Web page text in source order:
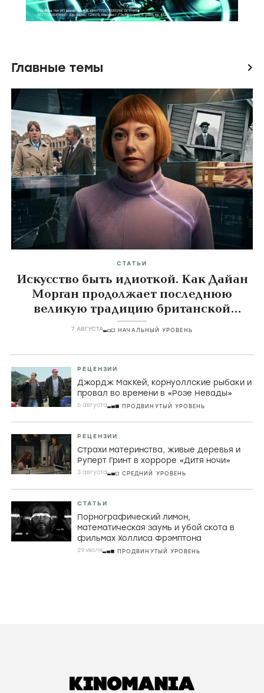
Главные темы icon
СТАТЬИ
Искусство быть идиоткой. Как Дайан
Морган продолжает последнюю
великую традицию британской
комедии
7 АВГУСТА НАЧАЛЬНЫЙ УРОВЕНЬ
РЕЦЕНЗИИ
Джордж МакКей, корнуоллские рыбаки и
провал во времени в «Розе Невады»
6 августа ПРОДВИНУТЫЙ УРОВЕНЬ
РЕЦЕНЗИИ
Страхи материнства, живые деревья и
Руперт Гринт в хорроре «Дитя ночи»
3 августа СРЕДНИЙ УРОВЕНЬ
СТАТЬИ
Порнографический лимон,
математическая заумь и убой скота в
фильмах Холлиса Фрэмптона
29 июля ПРОДВИНУТЫЙ УРОВЕНЬ